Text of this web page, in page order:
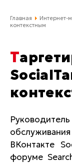
Главная Интернет-
контекстным
Таргетирование в
ВКонтакте
форуме